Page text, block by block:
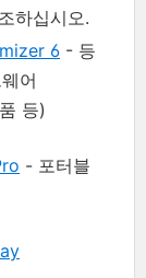
하십시오.
6 - 등
어
등)
- 포터블